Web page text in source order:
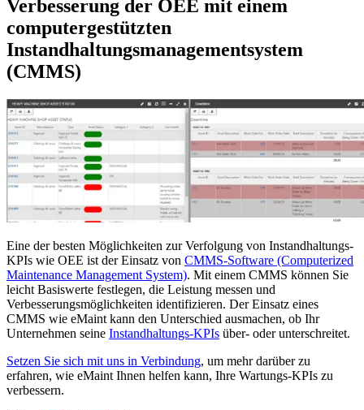
Verbesserung der OEE mit einem
computergestützten
Instandhaltungsmanagementsystem
(CMMS)
Eine der besten Möglichkeiten zur Verfolgung von Instandhaltungs-
KPIs wie OEE ist der Einsatz von CMMS-Software (Computerized
Maintenance Management System). Mit einem CMMS können Sie
leicht Basiswerte festlegen, die Leistung messen und
Verbesserungsmöglichkeiten identifizieren. Der Einsatz eines
CMMS wie eMaint kann den Unterschied ausmachen, ob Ihr
Unternehmen seine Instandhaltungs-KPIs über- oder unterschreitet.
Setzen Sie sich mit uns in Verbindung, um mehr darüber zu
erfahren, wie eMaint Ihnen helfen kann, Ihre Wartungs-KPIs zu
verbessern.